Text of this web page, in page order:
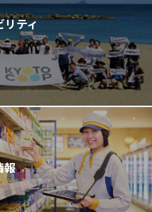
リティ
報